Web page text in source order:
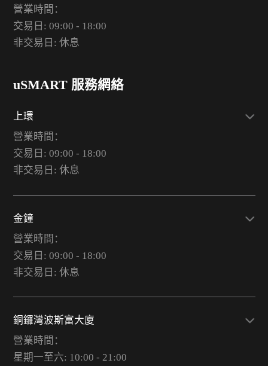
營業時間：
交易日: 09:00 - 18:00
非交易日: 休息
uSMART 服務網絡
上環
營業時間：
交易日: 09:00 - 18:00
非交易日: 休息
金鐘
營業時間：
交易日: 09:00 - 18:00
非交易日: 休息
銅鑼灣波斯富大廈
營業時間：
星期一至六: 10:00 - 21:00